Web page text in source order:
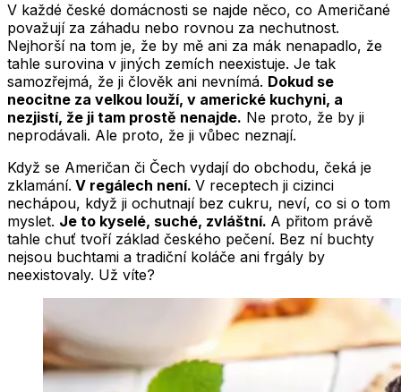
V každé české domácnosti se najde něco, co Američané
považují za záhadu nebo rovnou za nechutnost.
Nejhorší na tom je, že by mě ani za mák nenapadlo, že
tahle surovina v jiných zemích neexistuje. Je tak
samozřejmá, že ji člověk ani nevnímá. Dokud se
neocitne za velkou louží, v americké kuchyni, a
nezjistí, že ji tam prostě nenajde. Ne proto, že by ji
neprodávali. Ale proto, že ji vůbec neznají.
Když se Američan či Čech vydají do obchodu, čeká je
zklamání. V regálech není. V receptech ji cizinci
nechápou, když ji ochutnají bez cukru, neví, co si o tom
myslet. Je to kyselé, suché, zvláštní. A přitom právě
tahle chuť tvoří základ českého pečení. Bez ní buchty
nejsou buchtami a tradiční koláče ani frgály by
neexistovaly. Už víte?